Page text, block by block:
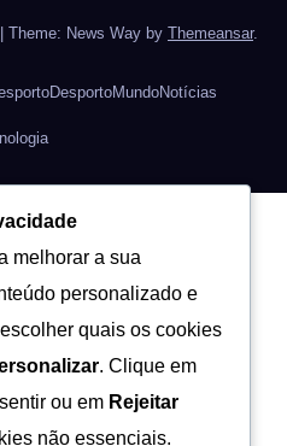
Theme: News Way by Themeansar.
DesportoMundoNotícias
melhorar a sua
personalizado e
quais os cookies
. Clique em
ou em Rejeitar
não essenciais.